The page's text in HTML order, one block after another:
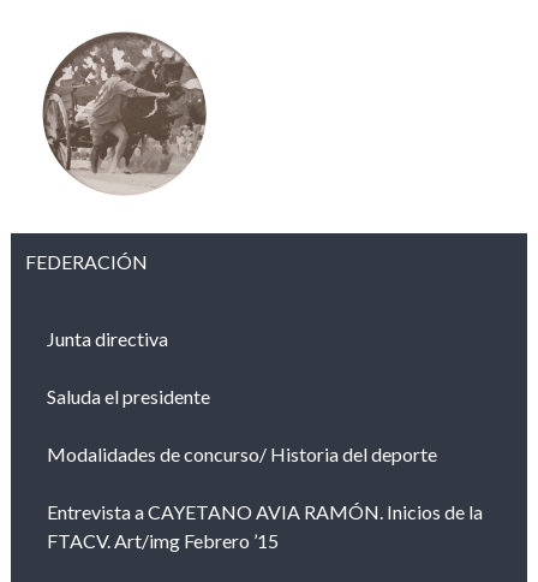
FEDERACIÓN
Junta directiva
Saluda el presidente
Modalidades de concurso/ Historia del deporte
Entrevista a CAYETANO AVIA RAMÓN. Inicios de la
FTACV. Art/img Febrero ’15